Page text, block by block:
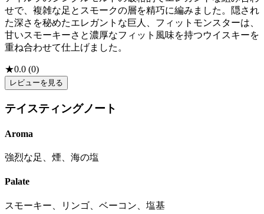
せで、複雑な足とスモークの層を精巧に編みました。隠され
た深さを秘めたエレガントな巨人、フィットモンスターは、
甘いスモーキーさと濃厚なフィット風味を持つウイスキーを
重ね合わせて仕上げました。
★0.0 (0)
レビューを見る
テイスティングノート
Aroma
強烈な足、煙、海の塩
Palate
スモーキー、リンゴ、ベーコン、塩基